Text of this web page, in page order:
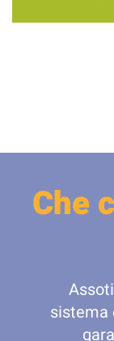
Che
sistema